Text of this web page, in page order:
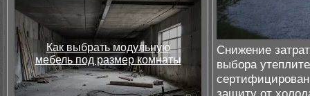
Как выбрать модульную
мебель под размер комнаты
Снижение
выбора
защиту от